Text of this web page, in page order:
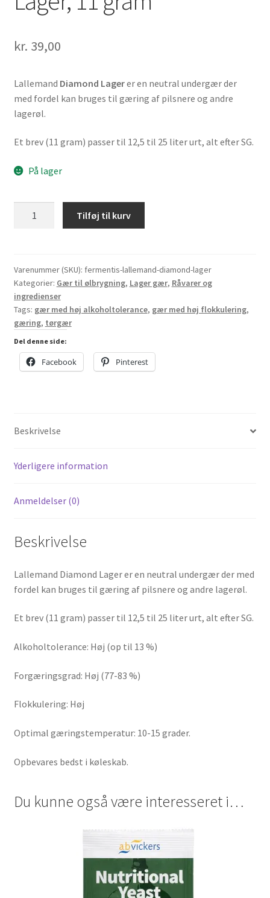
kr. 39,00
Lallemand Diamond Lagerer en neutral undergær der
med fordel kan bruges til gæring af pilsnere og andre
lagerøl.
Et brev (11 gram) passer til 12,5 til 25 liter urt, alt efter SG.
På lager
gram
antal
Tilføj til kurv
Varenummer (SKU): fermentis-lallemand-diamond-lager
Kategorier: Gær til ølbrygning, Lager gær, Råvarer og
ingredienser
Tags: gær med høj alkoholtolerance, gær med høj flokkulering,
gæring, tørgær
Del denne side:
Facebook Pinterest
Beskrivelse
Yderligere information
Anmeldelser (0)
Beskrivelse
Lallemand Diamond Lager er en neutral undergær der med
fordel kan bruges til gæring af pilsnere og andre lagerøl.
Et brev (11 gram) passer til 12,5 til 25 liter urt, alt efter SG.
Alkoholtolerance: Høj (op til 13 %)
Forgæringsgrad: Høj (77-83 %)
Flokkulering: Høj
Optimal gæringstemperatur: 10-15 grader.
Opbevares bedst i køleskab.
Du kunne også være interesseret i…